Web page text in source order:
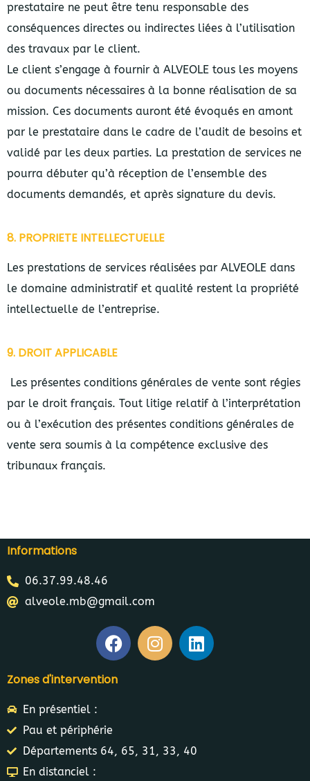
prestataire ne peut être tenu responsable des
conséquences directes ou indirectes liées à l’utilisation
des travaux par le client.
Le client s’engage à fournir à ALVEOLE tous les moyens
ou documents nécessaires à la bonne réalisation de sa
mission. Ces documents auront été évoqués en amont
par le prestataire dans le cadre de l’audit de besoins et
validé par les deux parties. La prestation de services ne
pourra débuter qu’à réception de l’ensemble des
documents demandés, et après signature du devis.
8. PROPRIETE INTELLECTUELLE
Les prestations de services réalisées par ALVEOLE dans
le domaine administratif et qualité restent la propriété
intellectuelle de l’entreprise.
9. DROIT APPLICABLE
Les présentes conditions générales de vente sont régies
par le droit français. Tout litige relatif à l’interprétation
ou à l’exécution des présentes conditions générales de
vente sera soumis à la compétence exclusive des
tribunaux français.
Informations
06.37.99.48.46
alveole.mb@gmail.com
Zones d'intervention
En présentiel :
Pau et périphérie
Départements 64, 65, 31, 33, 40
En distanciel :